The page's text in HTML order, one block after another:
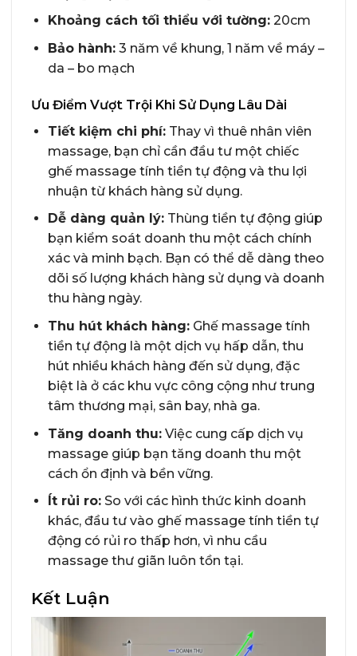
Khoảng cách tối thiểu với tường:20cm
Bảo hành:3 năm về khung, 1 năm về máy –
da – bo mạch
Ưu Điểm Vượt Trội Khi Sử Dụng Lâu Dài
Tiết kiệm chi phí:Thay vì thuê nhân viên
massage, bạn chỉ cần đầu tư một chiếc
ghế massage tính tiền tự động và thu lợi
nhuận từ khách hàng sử dụng.
Dễ dàng quản lý:Thùng tiền tự động giúp
bạn kiểm soát doanh thu một cách chính
xác và minh bạch. Bạn có thể dễ dàng theo
dõi số lượng khách hàng sử dụng và doanh
thu hàng ngày.
Thu hút khách hàng:Ghế massage tính
tiền tự động là một dịch vụ hấp dẫn, thu
hút nhiều khách hàng đến sử dụng, đặc
biệt là ở các khu vực công cộng như trung
tâm thương mại, sân bay, nhà ga.
Tăng doanh thu:Việc cung cấp dịch vụ
massage giúp bạn tăng doanh thu một
cách ổn định và bền vững.
Ít rủi ro:So với các hình thức kinh doanh
khác, đầu tư vào ghế massage tính tiền tự
động có rủi ro thấp hơn, vì nhu cầu
massage thư giãn luôn tồn tại.
Kết Luận